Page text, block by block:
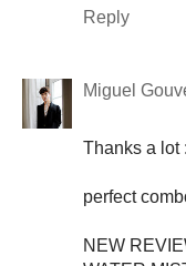
Reply
Miguel
Thanks a lot
perfect
NEW